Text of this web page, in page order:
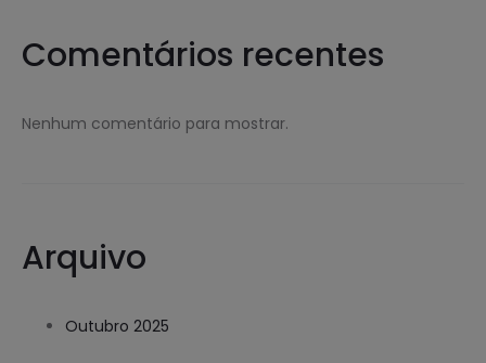
Comentários recentes
Nenhum comentário para mostrar.
Arquivo
Outubro 2025